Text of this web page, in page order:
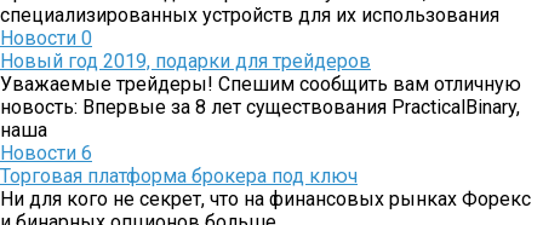
специализированных устройств для их использования
Новости 0
Новый год 2019, подарки для трейдеров
Уважаемые трейдеры! Спешим сообщить вам отличную
новость: Впервые за 8 лет существования PracticalBinary,
наша
Новости 6
Торговая платформа брокера под ключ
Ни для кого не секрет, что на финансовых рынках Форекс